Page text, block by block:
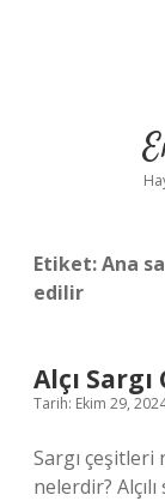
Etiket:Ana
edilir
Alçı
Tarih: Ekim 29,
Sargı çeşitleri
nelerdir?